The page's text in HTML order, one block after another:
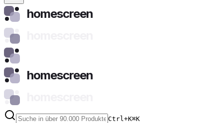
homescreen
homescreen
Ctrl+K⌘K